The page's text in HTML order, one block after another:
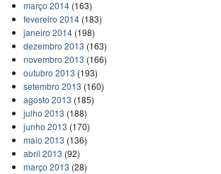
março 2014(163)
fevereiro 2014(183)
janeiro 2014(198)
dezembro 2013 (163)
novembro 2013 (166)
outubro 2013 (193)
setembro 2013 (160)
agosto 2013 (185)
julho 2013 (188)
junho 2013 (170)
maio 2013 (136)
abril 2013 (92)
março 2013 (28)